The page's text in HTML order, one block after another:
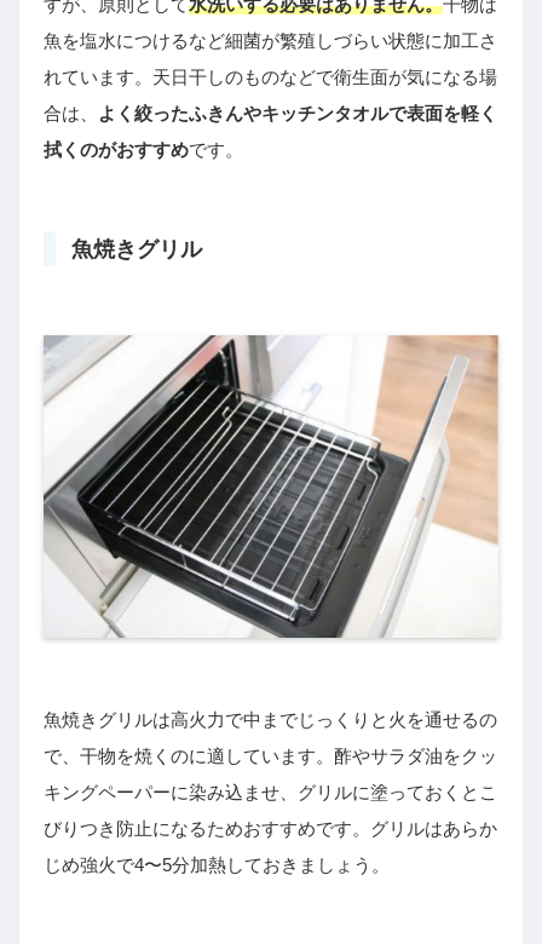
魚を塩水につけるなど細菌が繁殖しづらい状態に加工さ
れています。天日干しのものなどで衛生面が気になる場
合は、
よく絞ったふきんやキッチンタオルで表面を軽く
拭くのがおすすめです。
魚焼きグリル
魚焼きグリルは高火力で中までじっくりと火を通せるの
で、干物を焼くのに適しています。酢やサラダ油をクッ
キングペーパーに染み込ませ、グリルに塗っておくとこ
びりつき防止になるためおすすめです。グリルはあらか
じめ強火で4〜5分加熱しておきましょう。